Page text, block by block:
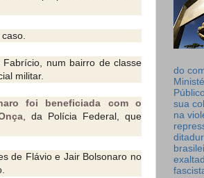
num bairro de classe
militar.
foi beneficiada com o
, da Polícia Federal, que
de Flávio e Jair Bolsonaro no
do
sua
na